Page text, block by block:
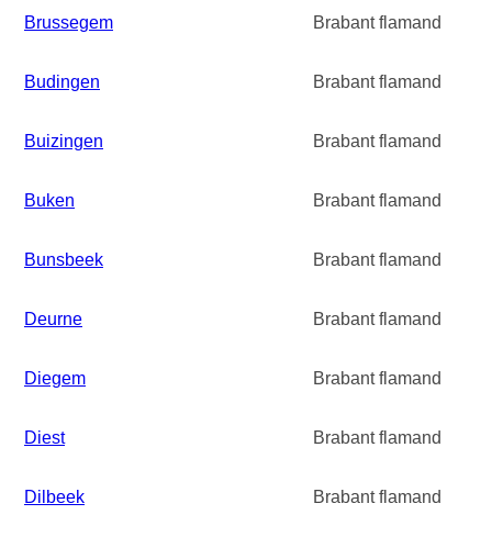
Brussegem Brabant flamand
Budingen Brabant flamand
Buizingen Brabant flamand
Buken Brabant flamand
Bunsbeek Brabant flamand
Deurne Brabant flamand
Diegem Brabant flamand
Diest Brabant flamand
Dilbeek Brabant flamand